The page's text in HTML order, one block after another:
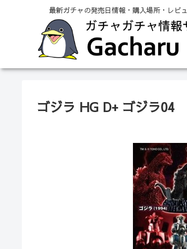
最新ガチャの発売日情報・購入場所・レビ
ゴジラ HG D+ ゴジラ04